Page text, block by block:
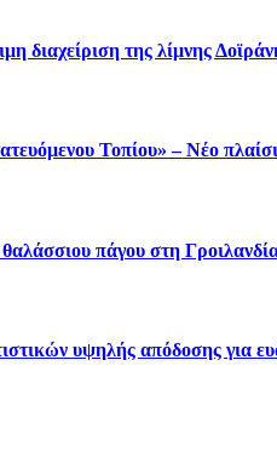
διαχείριση της λίμνης
Τοπίου» – Νέο
πάγου στη
υψηλής απόδοσης για